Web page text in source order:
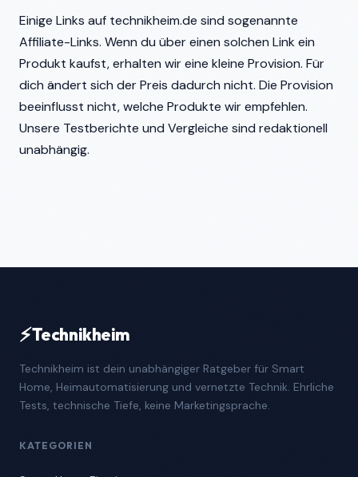
Einige Links auf technikheim.de sind sogenannte
Affiliate-Links. Wenn du über einen solchen Link ein
Produkt kaufst, erhalten wir eine kleine Provision. Für
dich ändert sich der Preis dadurch nicht. Die Provision
beeinflusst nicht, welche Produkte wir empfehlen.
Unsere Testberichte und Vergleiche sind redaktionell
unabhängig.
⚡Technikheim
Technikheim ist dein unabhängiger Ratgeber für Smart
Home, Heimautomatisierung und vernetzte Technik. Ehrliche
Tests, technische Tiefe, keine Marketingsprache.
KATEGORIEN